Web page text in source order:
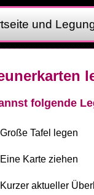
und
folgende
Große Tafel legen
Eine Karte ziehen
Kurzer aktueller